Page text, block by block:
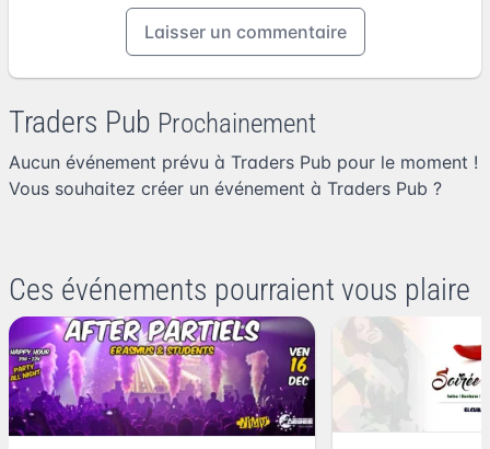
Laisser un commentaire
Traders Pub Prochainement
Aucun événement prévu à Traders Pub pour le moment !
Vous souhaitez créer un événement à Traders Pub ?
Ces événements pourraient vous plaire